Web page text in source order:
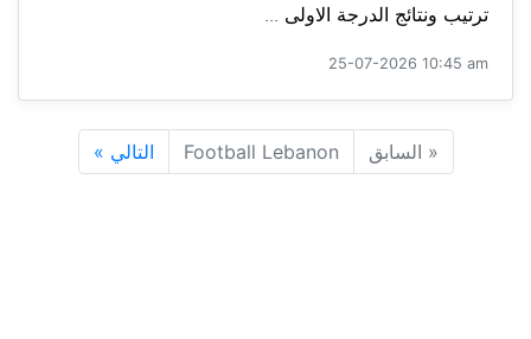
ترتيب ونتائج الدرجة الاولى ...
25-07-2026 10:45 am
« السابق Football Lebanon التالي »